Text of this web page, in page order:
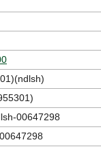
00647298